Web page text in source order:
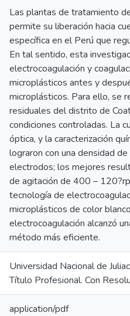
Las plantas de tratamiento
permite su liberación hacia
específica en el Perú que
En tal sentido, esta
electrocoagulación y
microplásticos antes y
microplásticos. Para ello, se
residuales del distrito de
condiciones controladas. La
óptica, y la caracterización
lograron con una densidad
electrodos; los mejores
de agitación de 400 –
tecnología de
microplásticos de color
electrocoagulación alcanzó
método más eficiente.
Universidad Nacional de
Título Profesional. Con
application/pdf